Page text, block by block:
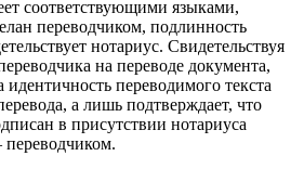
соответствующими языками,
переводчиком, подлинность
нотариус. Свидетельствуя
на переводе документа,
идентичность переводимого текста
а лишь подтверждает, что
в присутствии нотариуса